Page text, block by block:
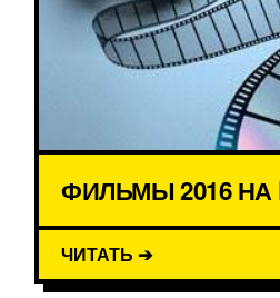
ФИЛЬМЫ 2016 НА
ЧИТАТЬ ➔